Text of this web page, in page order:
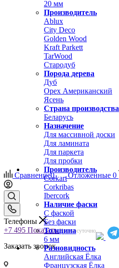
20 мм
Производитель
Ablux
City Deco
Golden Wood
Kraft Parkett
TarWood
Стародуб
Порода дерева
Дуб
Орех Американский
Ясень
Страна производства
Беларусь
Назначение
Для массивной доски
Для ламината
Для паркета
Для пробки
Производитель
Corkart
Corkribas
Ibercork
Наличие фаски
С фаской
Без фаски
Толщина
6 мм
Разновидность
Английская Ёлка
Французская Ёлка
Сравнение0 Отложенные 0
Телефоны
+7 495 Показать Круглосуточно
Заказать звонок